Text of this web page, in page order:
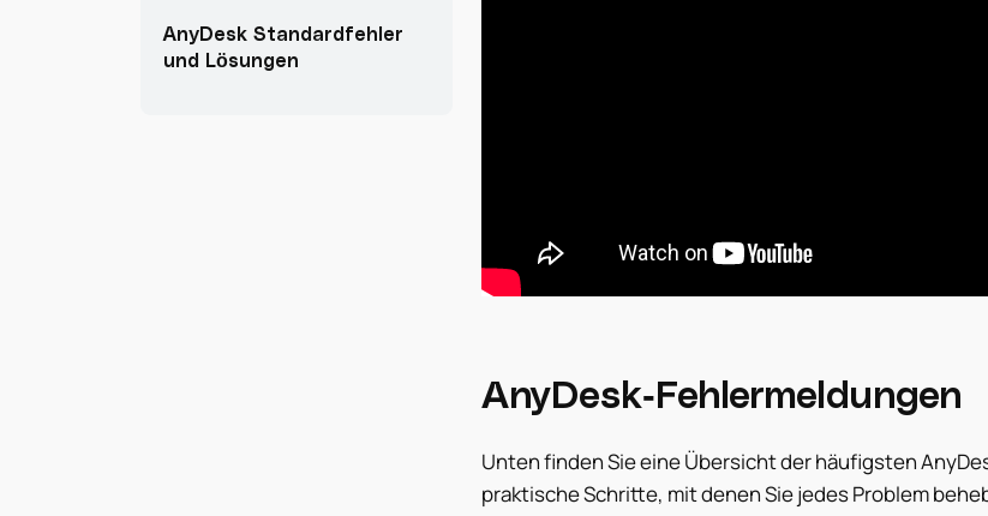
AnyDesk Standardfehler
und Lösungen
AnyDesk-Fehlermeldungen
Unten finden Sie eine Übersicht der häufigsten
praktische Schritte, mit denen Sie jedes Problem